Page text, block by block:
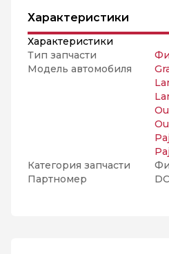
Характеристики
Характеристики
Тип запчасти
Модель автомобиля
Категория запчасти
Партномер